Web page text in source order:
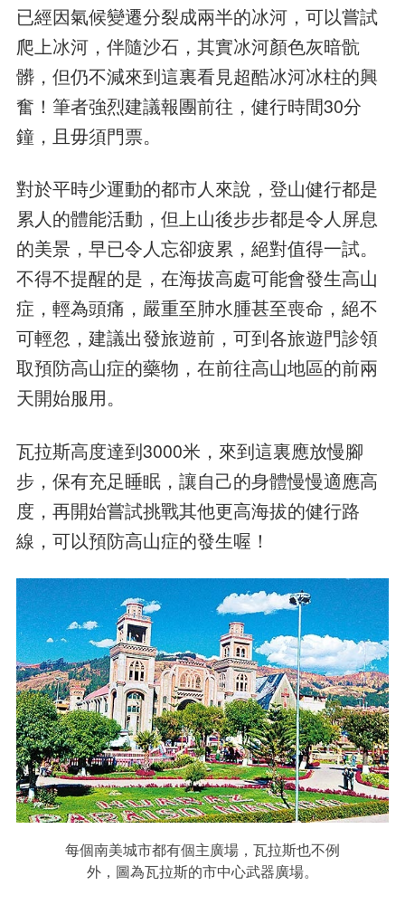
已經因氣候變遷分裂成兩半的冰河，可以嘗試
爬上冰河，伴隨沙石，其實冰河顏色灰暗骯
髒，但仍不減來到這裏看見超酷冰河冰柱的興
奮！筆者強烈建議報團前往，健行時間30分
鐘，且毋須門票。
對於平時少運動的都市人來說，登山健行都是
累人的體能活動，但上山後步步都是令人屏息
的美景，早已令人忘卻疲累，絕對值得一試。
不得不提醒的是，在海拔高處可能會發生高山
症，輕為頭痛，嚴重至肺水腫甚至喪命，絕不
可輕忽，建議出發旅遊前，可到各旅遊門診領
取預防高山症的藥物，在前往高山地區的前兩
天開始服用。
瓦拉斯高度達到3000米，來到這裏應放慢腳
步，保有充足睡眠，讓自己的身體慢慢適應高
度，再開始嘗試挑戰其他更高海拔的健行路
線，可以預防高山症的發生喔！
每個南美城市都有個主廣場，瓦拉斯也不例
外，圖為瓦拉斯的市中心武器廣場。